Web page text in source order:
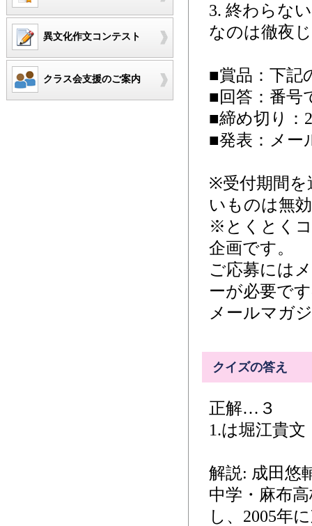
異文化作文コンテスト
クラス会支援のご案内
3. 終わらな
なのは徹夜
■賞品：下記
■回答：番号
■締め切り：
■発表：メー
※受付期間を
いものは無
※とくとく
企画です。
ご応募には
ーが必要で
メールマガ
クイズの答え
正解…３
1.は堀江貴
解説: 成田悠
中学・麻布
し、2005年